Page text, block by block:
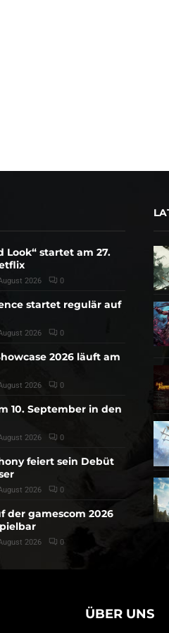
Look“ startet am 27.
2026 0
startet regulär auf
2026 0
2026 läuft am
2026 0
10. September in den
2026 0
feiert sein Debüt
2026 0
der gamescom 2026
2026 0
ÜBER UNS